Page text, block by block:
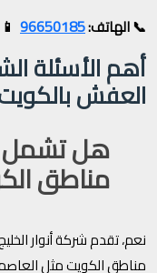
📞 الهاتف:96650185
أهم الأسئلة
العفش
هل تشمل
مناطق
نعم، تقدم شركة أنوار
مناطق الكويت مثل